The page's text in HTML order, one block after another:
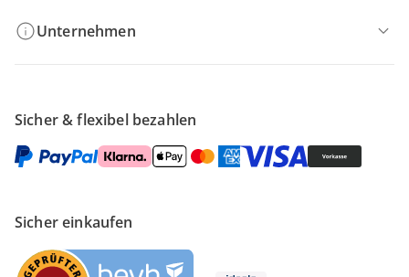
Unternehmen
Sicher & flexibel bezahlen
Sicher einkaufen